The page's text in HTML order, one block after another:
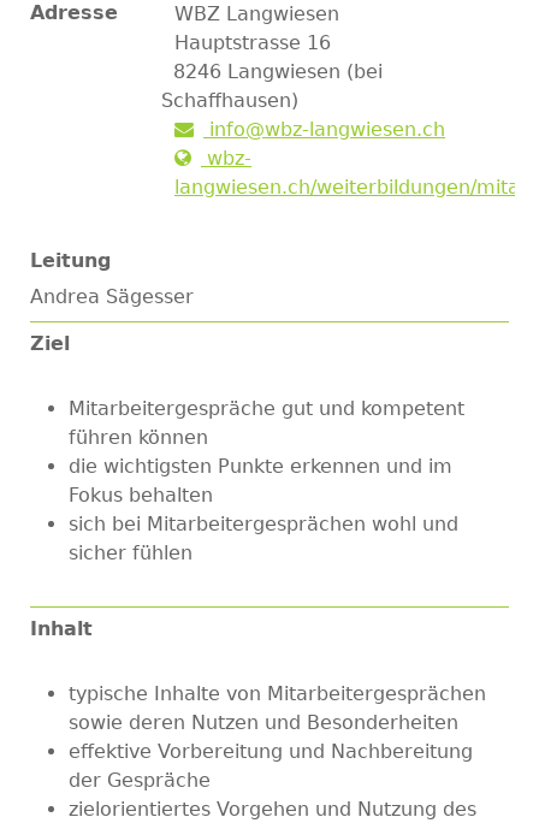
Adresse
WBZ Langwiesen
Hauptstrasse 16
8246 Langwiesen (bei
Schaffhausen)
info@wbz-langwiesen.ch
wbz-
langwiesen.ch/weiterbildungen/
Leitung
Andrea Sägesser
Ziel
Mitarbeitergespräche gut und kompetent
führen können
die wichtigsten Punkte erkennen und im
Fokus behalten
sich bei Mitarbeitergesprächen wohl und
sicher fühlen
Inhalt
typische Inhalte von Mitarbeitergesprächen
sowie deren Nutzen und Besonderheiten
effektive Vorbereitung und Nachbereitung
der Gespräche
zielorientiertes Vorgehen und Nutzung des